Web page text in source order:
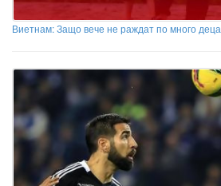
Виетнам: Защо вече не раждат по много деца